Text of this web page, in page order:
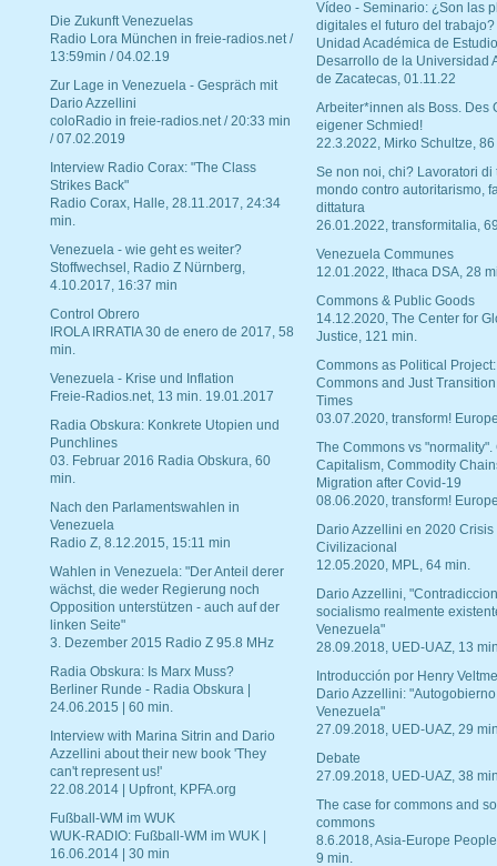
Die Zukunft Venezuelas
Radio Lora München in freie-radios.net /
13:59min / 04.02.19
Zur Lage in Venezuela - Gespräch mit
Dario Azzellini
coloRadio in freie-radios.net / 20:33 min
/ 07.02.2019
Interview Radio Corax: "The Class
Strikes Back"
Radio Corax, Halle, 28.11.2017, 24:34
min.
Venezuela - wie geht es weiter?
Stoffwechsel, Radio Z Nürnberg,
4.10.2017, 16:37 min
Control Obrero
IROLA IRRATIA 30 de enero de 2017, 58
min.
Venezuela - Krise und Inflation
Freie-Radios.net, 13 min. 19.01.2017
Radia Obskura: Konkrete Utopien und
Punchlines
03. Februar 2016 Radia Obskura, 60
min.
Nach den Parlamentswahlen in
Venezuela
Radio Z, 8.12.2015, 15:11 min
Wahlen in Venezuela: "Der Anteil derer
wächst, die weder Regierung noch
Opposition unterstützen - auch auf der
linken Seite"
3. Dezember 2015 Radio Z 95.8 MHz
Radia Obskura: Is Marx Muss?
Berliner Runde - Radia Obskura |
24.06.2015 | 60 min.
Interview with Marina Sitrin and Dario
Azzellini about their new book 'They
can't represent us!'
22.08.2014 | Upfront, KPFA.org
Fußball-WM im WUK
WUK-RADIO: Fußball-WM im WUK |
16.06.2014 | 30 min
Vídeo - Seminario: ¿Son las
digitales el futuro del trabajo?
Unidad Académica de
Desarrollo de la Universidad
de Zacatecas, 01.11.22
Arbeiter*innen als Boss. Des
eigener Schmied!
22.3.2022, Mirko Schultze, 86
Se non noi, chi? Lavoratori di
mondo contro autoritarismo,
dittatura
26.01.2022, transformitalia,
Venezuela Communes
12.01.2022, Ithaca DSA, 28
Commons & Public Goods
14.12.2020, The Center for
Justice, 121 min.
Commons as Political Project:
Commons and Just
Times
03.07.2020, transform!
The Commons vs "normality".
Capitalism, Commodity
Migration after Covid-19
08.06.2020, transform!
Dario Azzellini en 2020 Crisis
Civilizacional
12.05.2020, MPL, 64 min.
Dario Azzellini,
socialismo realmente
Venezuela"
28.09.2018, UED-UAZ, 13
Introducción por Henry
Dario Azzellini:
Venezuela"
27.09.2018, UED-UAZ, 29
Debate
27.09.2018, UED-UAZ, 38
The case for commons and
commons
8.6.2018, Asia-Europe
9 min.